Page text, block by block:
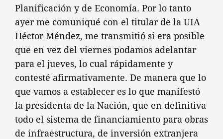
Planificación y de Economía. Por lo tanto
ayer me comuniqué con el titular de la UIA
Héctor Méndez, me transmitió si era posible
que en vez del viernes podamos adelantar
para el jueves, lo cual rápidamente y
contesté afirmativamente. De manera que lo
que vamos a establecer es lo que manifestó
la presidenta de la Nación, que en definitiva
todo el sistema de financiamiento para obras
de infraestructura, de inversión extranjera